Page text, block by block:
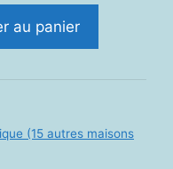
au panier
(15 autres maisons